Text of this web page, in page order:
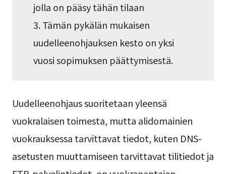
jolla on pääsy tähän tilaan
3. Tämän pykälän mukaisen
uudelleenohjauksen kesto on yksi
vuosi sopimuksen päättymisestä.
Uudelleenohjaus suoritetaan yleensä
vuokralaisen toimesta, mutta alidomainien
vuokrauksessa tarvittavat tiedot, kuten DNS-
asetusten muuttamiseen tarvittavat tilitiedot ja